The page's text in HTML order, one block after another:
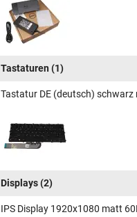
Tastaturen (1)
Tastatur DE (deutsch)
Displays(2)
IPS Display 1920x1080 matt